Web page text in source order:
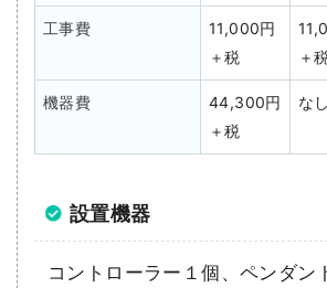
工事費
11,000円
＋税
＋
機器費
44,300円
＋税
なし
設置機器
コントローラー１個、ペンダン